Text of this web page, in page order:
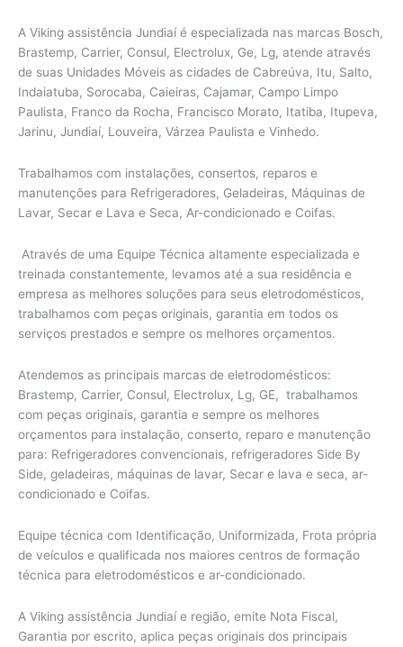
A Viking assistência Jundiaí é especializada nas marcas Bosch,
Brastemp, Carrier, Consul, Electrolux, Ge, Lg, atende através
de suas Unidades Móveis as cidades de Cabreúva, Itu, Salto,
Indaiatuba, Sorocaba, Caieiras, Cajamar, Campo Limpo
Paulista, Franco da Rocha, Francisco Morato, Itatiba, Itupeva,
Jarinu, Jundiaí, Louveira, Várzea Paulista e Vinhedo.
Trabalhamos com instalações, consertos, reparos e
manutenções para Refrigeradores, Geladeiras, Máquinas de
Lavar, Secar e Lava e Seca, Ar-condicionado e Coifas.
Através de uma Equipe Técnica altamente especializada e
treinada constantemente, levamos até a sua residência e
empresa as melhores soluções para seus eletrodomésticos,
trabalhamos com peças originais, garantia em todos os
serviços prestados e sempre os melhores orçamentos.
Atendemos as principais marcas de eletrodomésticos:
Brastemp, Carrier, Consul, Electrolux, Lg, GE, trabalhamos
com peças originais, garantia e sempre os melhores
orçamentos para instalação, conserto, reparo e manutenção
para: Refrigeradores convencionais, refrigeradores Side By
Side, geladeiras, máquinas de lavar, Secar e lava e seca, ar-
condicionado e Coifas.
Equipe técnica com Identificação, Uniformizada, Frota própria
de veículos e qualificada nos maiores centros de formação
técnica para eletrodomésticos e ar-condicionado.
A Viking assistência Jundiaí e região, emite Nota Fiscal,
Garantia por escrito, aplica peças originais dos principais